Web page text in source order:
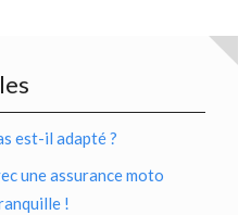
est-il adapté ?
une assurance moto
!